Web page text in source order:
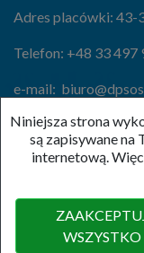
Niniejsza strona
są zapisywane na
internetową.
WSZYSTKO
Adres placówki: 43-
Telefon: +48 33 497
e-mail:
e-Doręczenia:
(c) 2020 , DPSOS